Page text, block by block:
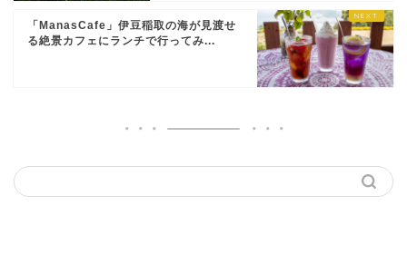
「ManasCafe」伊豆稲取の海が見渡せ
る絶景カフェにランチで行ってみ...